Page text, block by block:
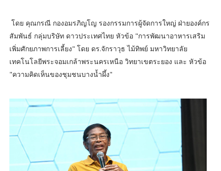
โดย คุณกรณี กองอมรภิญโญ รองกรรมการผู้จัดการใหญ่ ฝ่ายองค์กร
สัมพันธ์ กลุ่มบริษัท ดาวประเทศไทย หัวข้อ "การพัฒนาอาหารเสริม
เพิ่มศักยภาพการเลี้ยง" โดย ดร.จักราวุธ ไม้ทิพย์ มหาวิทยาลัย
เทคโนโลยีพระจอมเกล้าพระนครเหนือ วิทยาเขตระยอง และ หัวข้อ
"ความคิดเห็นของชุมชนบางน้ำผึ้ง"